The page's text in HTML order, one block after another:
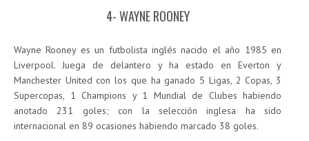
4- WAYNE ROONEY
Wayne Rooney es un futbolista inglés nacido el año 1985 en
Liverpool. Juega de delantero y ha estado en Everton y
Manchester United con los que ha ganado 5 Ligas, 2 Copas, 3
Supercopas, 1 Champions y 1 Mundial de Clubes habiendo
anotado 231 goles; con la selección inglesa ha sido
internacional en 89 ocasiones habiendo marcado 38 goles.